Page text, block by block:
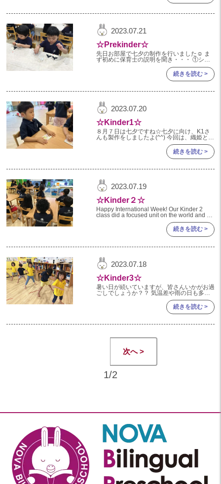
2022年 07月(20)
2022年 06月(22)
2022年 05月(19)
2022年 04月(20)
2022年 03月(22)
2021
2021年 12月(20)
2021年 11月(20)
2021年 09月(20)
2021年 08月(18)
2021年 07月(20)
2021年 06月(22)
2021年 05月(15)
2021年 02月(18)
2021年 01月(19)
2020
2020年 11月(19)
2020年 03月(19)
2020年 02月(16)
2020年 01月(19)
2019
2023.07.21
☆Prekinder☆
先日お部屋で七夕の制作を行いました☺ ま
ず初めに保育士の説明を聞き・・・ ①シー
ルをお顔に貼ること ②ゴミ箱に自分で捨て
ること ③終わったら座って待つこと ３つの
約束を伝え、制作を始めました
続きを読む >
2023.07.20
☆Kinder1☆
８月７日は七夕ですね☆七夕に向け、K1さ
んも製作をしましたよ(^^) 今回は、織姫と彦
星の体を折り紙で折り、画用紙に顔を描いて
続きを読む >
2023.07.19
☆Kinder２☆
Happy International Week! Our Kinder 2
class did a focused unit on the world and all
続きを読む >
2023.07.18
☆Kinder3☆
暑い日が続いていますが、皆さんいかがお過
ごしでしょうか？？ 気温差や雨の日も多い
ので体調を崩さずに快適に過ごしていきたい
続きを読む >
次へ >
1/2